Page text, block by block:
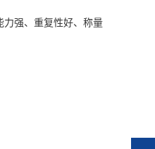
强、重复性好、称量